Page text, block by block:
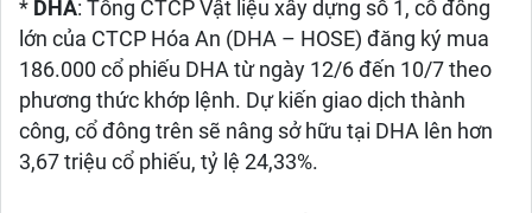
* DHA: Tổng CTCP Vật liệu xây dựng số 1, cổ đông
lớn của CTCP Hóa An (DHA – HOSE) đăng ký mua
186.000 cổ phiếu DHA từ ngày 12/6 đến 10/7 theo
phương thức khớp lệnh. Dự kiến giao dịch thành
công, cổ đông trên sẽ nâng sở hữu tại DHA lên hơn
3,67 triệu cổ phiếu, tỷ lệ 24,33%.